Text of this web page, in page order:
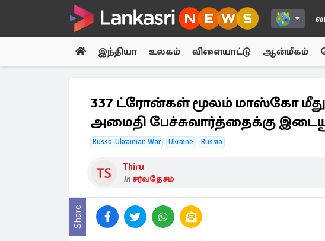
இந்தியா உலகம் விளையாட்டு ஆன்மீகம்
337 ட்ரோன்கள் மூலம் மாஸ்கோ
அமைதி பேச்சுவார்த்தைக்கு
Russo-Ukrainian War Ukraine Russia
Thiru
in சர்வதேசம்
Share